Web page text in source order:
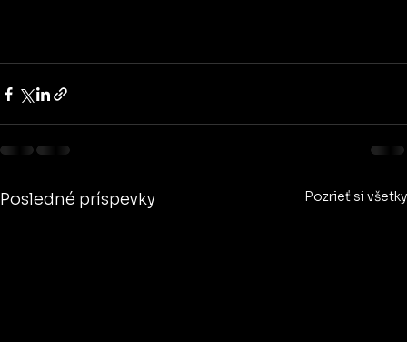
Posledné príspevky Pozrieť si všetky